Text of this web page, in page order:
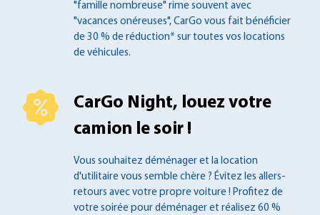
"famille nombreuse" rime souvent avec
"vacances onéreuses", CarGo vous fait bénéficier
de 30 % de réduction* sur toutes vos locations
de véhicules.
CarGo Night, louez votre
camion le soir !
Vous souhaitez déménager et la location
d'utilitaire vous semble chère ? Évitez les allers-
retours avec votre propre voiture ! Profitez de
votre soirée pour déménager et réalisez 60 %